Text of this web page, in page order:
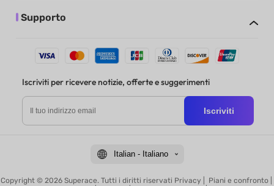
Supporto
Iscriviti per ricevere notizie, offerte e suggerimenti
Iscriviti
Italian - Italiano
Copyright © 2026 Superace. Tutti i diritti riservati Privacy Piani e confronto|